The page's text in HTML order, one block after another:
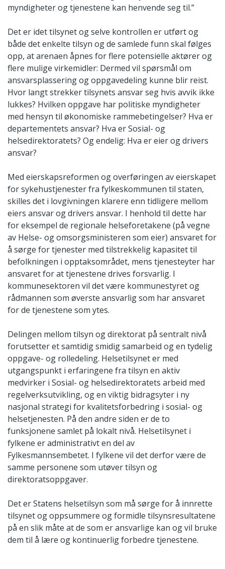
myndigheter og tjenestene kan henvende seg til.”
Det er idet tilsynet og selve kontrollen er utført og
både det enkelte tilsyn og de samlede funn skal følges
opp, at arenaen åpnes for flere potensielle aktører og
flere mulige virkemidler: Dermed vil spørsmål om
ansvarsplassering og oppgavedeling kunne blir reist.
Hvor langt strekker tilsynets ansvar seg hvis avvik ikke
lukkes? Hvilken oppgave har politiske myndigheter
med hensyn til økonomiske rammebetingelser? Hva er
departementets ansvar? Hva er Sosial- og
helsedirektoratets? Og endelig: Hva er eier og drivers
ansvar?
Med eierskapsreformen og overføringen av eierskapet
for sykehustjenester fra fylkeskommunen til staten,
skilles det i lovgivningen klarere enn tidligere mellom
eiers ansvar og drivers ansvar. I henhold til dette har
for eksempel de regionale helseforetakene (på vegne
av Helse- og omsorgsministeren som eier) ansvaret for
å sørge for tjenester med tilstrekkelig kapasitet til
befolkningen i opptaksområdet, mens tjenesteyter har
ansvaret for at tjenestene drives forsvarlig. I
kommunesektoren vil det være kommunestyret og
rådmannen som øverste ansvarlig som har ansvaret
for de tjenestene som ytes.
Delingen mellom tilsyn og direktorat på sentralt nivå
forutsetter et samtidig smidig samarbeid og en tydelig
oppgave- og rolledeling. Helsetilsynet er med
utgangspunkt i erfaringene fra tilsyn en aktiv
medvirker i Sosial- og helsedirektoratets arbeid med
regelverksutvikling, og en viktig bidragsyter i ny
nasjonal strategi for kvalitetsforbedring i sosial- og
helsetjenesten. På den andre siden er de to
funksjonene samlet på lokalt nivå. Helsetilsynet i
fylkene er administrativt en del av
Fylkesmannsembetet. I fylkene vil det derfor være de
samme personene som utøver tilsyn og
direktoratsoppgaver.
Det er Statens helsetilsyn som må sørge for å innrette
tilsynet og oppsummere og formidle tilsynsresultatene
på en slik måte at de som er ansvarlige kan og vil bruke
dem til å lære og kontinuerlig forbedre tjenestene.